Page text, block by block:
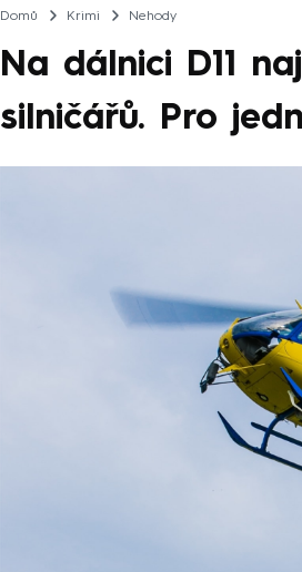
Domů Krimi Nehody
Na dálnici D11
silničářů. Pro